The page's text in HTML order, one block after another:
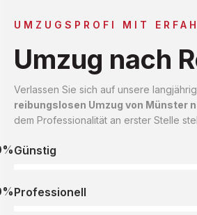
UMZUGSPROFI MIT
Umzug nach
Verlassen Sie sich auf unsere
reibungslosen Umzug von Münster
dem Professionalität an erster Stelle
Günstig
Professionell